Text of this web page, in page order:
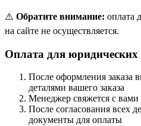
⚠️ Обратите внимание: оплата
на сайте не осуществляется.
Оплата для юридических
После оформления заказа
деталями вашего заказа
Менеджер свяжется с вами
После согласования всех
документы для оплаты